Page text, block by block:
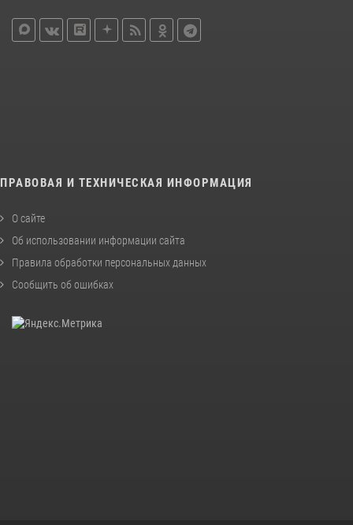
ПРАВОВАЯ И ТЕХНИЧЕСКАЯ ИНФОРМАЦИЯ
О сайте
Об использовании информации сайта
Правила обработки персональных данных
Сообщить об ошибках